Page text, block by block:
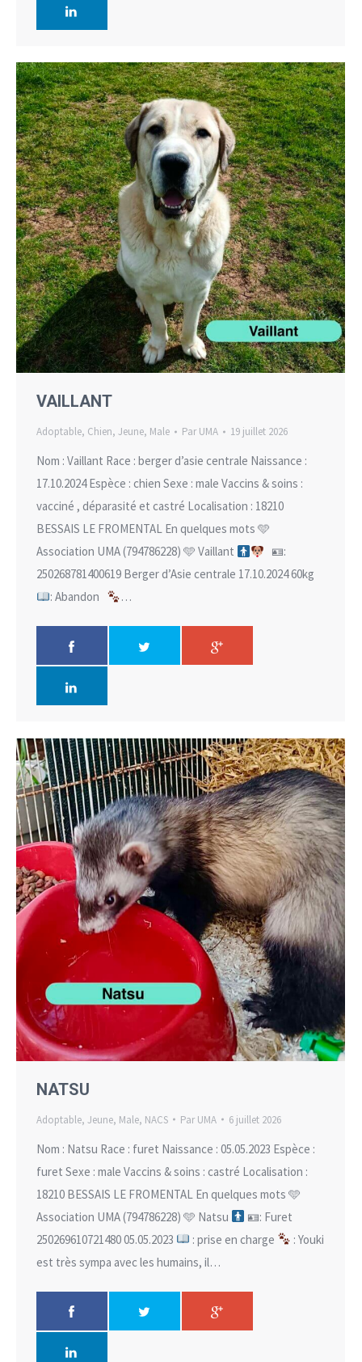
VAILLANT
Adoptable, Chien, Jeune, Male Par UMA 19 juillet 2026
Nom : Vaillant Race : berger d’asie centrale Naissance :
17.10.2024 Espèce : chien Sexe : male Vaccins & soins :
vacciné , déparasité et castré Localisation : 18210
BESSAIS LE FROMENTAL En quelques mots 🩵
Association UMA (794786228) 🩵 Vaillant
🪪:
250268781400619 Berger d’Asie centrale 17.10.2024 60kg
: Abandon
…
NATSU
Adoptable, Jeune, Male, NACS Par UMA 6 juillet 2026
Nom : Natsu Race : furet Naissance : 05.05.2023 Espèce :
furet Sexe : male Vaccins & soins : castré Localisation :
18210 BESSAIS LE FROMENTAL En quelques mots 🩵
Association UMA (794786228) 🩵 Natsu
🪪: Furet
250269610721480 05.05.2023
: prise en charge
: Youki
est très sympa avec les humains, il…